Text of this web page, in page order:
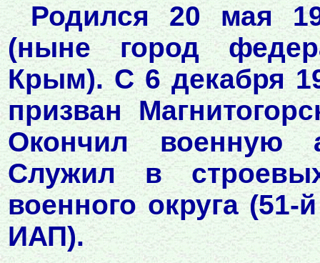
Родился 20 мая
(ныне город
Крым). С 6 декабря
призван
Окончил военную
Служил в
военного округа
ИАП).